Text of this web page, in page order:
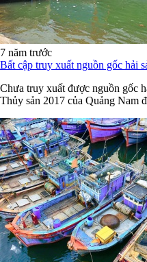
7 năm trước
Bất cập truy xuất nguồn gốc hải
Chưa truy xuất được nguồn gốc
Thủy sản 2017 của Quảng Nam